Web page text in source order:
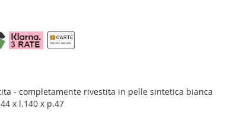
- completamente rivestita in pelle sintetica bianca
x l.140 x p.47